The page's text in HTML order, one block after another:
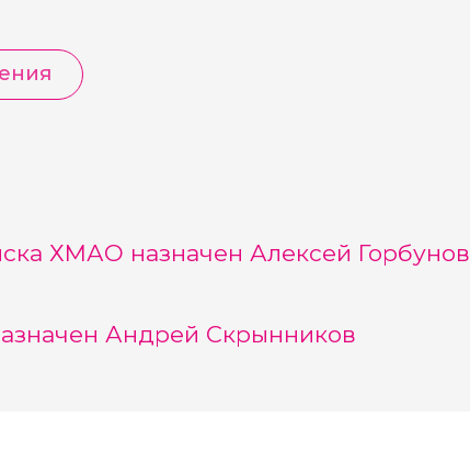
ХМАО назначен Алексей Горбунов
Андрей Скрынников